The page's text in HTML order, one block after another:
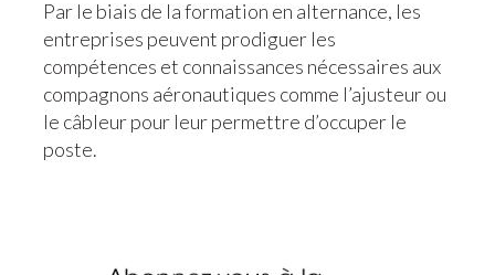
Par le biais de la formation en alternance, les
entreprises peuvent prodiguer les
compétences et connaissances nécessaires aux
compagnons aéronautiques comme l’ajusteur ou
le câbleur pour leur permettre d’occuper le
poste.